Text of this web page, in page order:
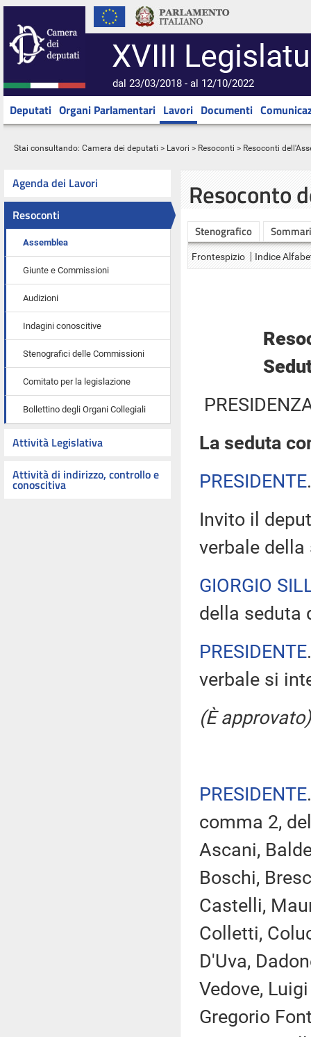
XVIII
dal 23/03/2018 - al 12/10/2022
Deputati Organi Parlamentari Lavori Documenti
Stai consultando: Camera dei deputati > Lavori > Resoconti > Resoconti
Agenda dei Lavori
Resoconti
Assemblea
Giunte e Commissioni
Audizioni
Indagini conoscitive
Stenografici delle Commissioni
Comitato per la legislazione
Bollettino degli Organi Collegiali
Attività Legislativa
Attività di indirizzo, controllo e
conoscitiva
Resoconto
Stenografico
Frontespizio Indice
La seduta
PRESIDENTE
Invito il
verbale della
GIORGIO
della seduta
PRESIDENTE
verbale si
(È approvato)
PRESIDENTE
comma 2,
Ascani,
Boschi,
Castelli,
Colletti,
D'Uva,
Vedove,
Gregorio